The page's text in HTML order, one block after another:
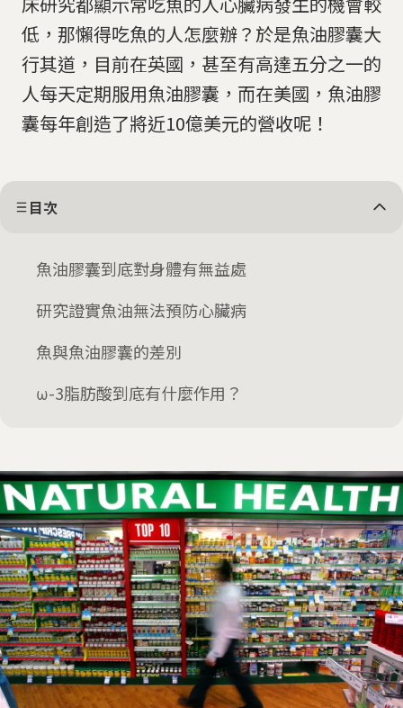
低，那懶得吃魚的人怎麼辦？於是魚油膠囊大
行其道，目前在英國，甚至有高達五分之一的
人每天定期服用魚油膠囊，而在美國，魚油膠
囊每年創造了將近10億美元的營收呢！
目次
魚油膠囊到底對身體有無益處
研究證實魚油無法預防心臟病
魚與魚油膠囊的差別
ω-3脂肪酸到底有什麼作用？